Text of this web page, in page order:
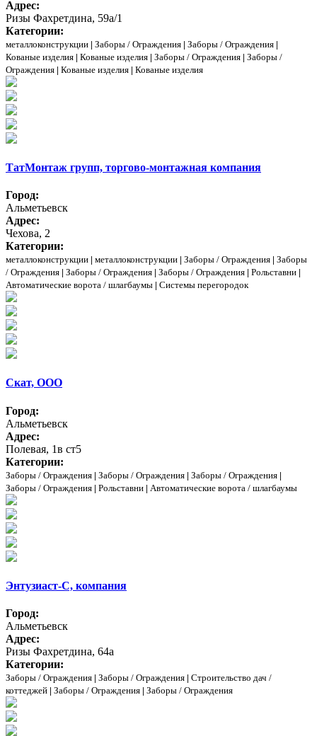
Адрес:
Ризы Фахретдина, 59а/1
Категории:
металлоконструкции | Заборы / Ограждения | Заборы / Ограждения |
Кованые изделия | Кованые изделия | Заборы / Ограждения | Заборы /
Ограждения | Кованые изделия | Кованые изделия
ТатМонтаж групп, торгово-монтажная компания
Город:
Альметьевск
Адрес:
Чехова, 2
Категории:
металлоконструкции | металлоконструкции | Заборы / Ограждения | Заборы
/ Ограждения | Заборы / Ограждения | Заборы / Ограждения | Рольставни |
Автоматические ворота / шлагбаумы | Системы перегородок
Скат, ООО
Город:
Альметьевск
Адрес:
Полевая, 1в ст5
Категории:
Заборы / Ограждения | Заборы / Ограждения | Заборы / Ограждения |
Заборы / Ограждения | Рольставни | Автоматические ворота / шлагбаумы
Энтузиаст-С, компания
Город:
Альметьевск
Адрес:
Ризы Фахретдина, 64а
Категории:
Заборы / Ограждения | Заборы / Ограждения | Строительство дач /
коттеджей | Заборы / Ограждения | Заборы / Ограждения